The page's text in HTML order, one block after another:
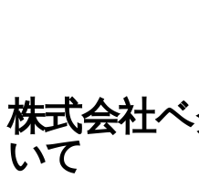
株式会社
いて